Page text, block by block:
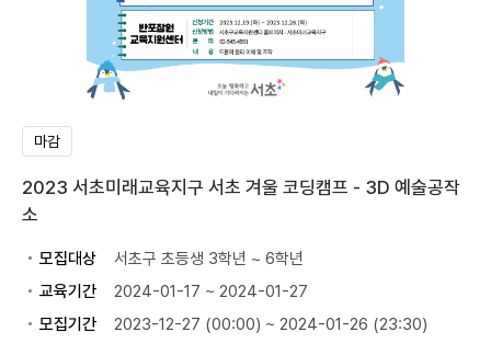
마감
2023 서초미래교육지구 서초 겨울 코딩캠프 - 3D 예술공작
소
모집대상
서초구 초등생 3학년 ~ 6학년
교육기간
2024-01-17 ~ 2024-01-27
모집기간
2023-12-27 (00:00) ~ 2024-01-26 (23:30)